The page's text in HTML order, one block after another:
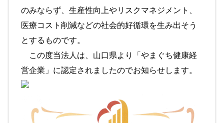
のみならず、生産性向上やリスクマネジメント、
医療コスト削減などの社会的好循環を生み出そう
とするものです。
この度当法人は、山口県より「やまぐち健康経
営企業」に認定されましたのでお知らせします。